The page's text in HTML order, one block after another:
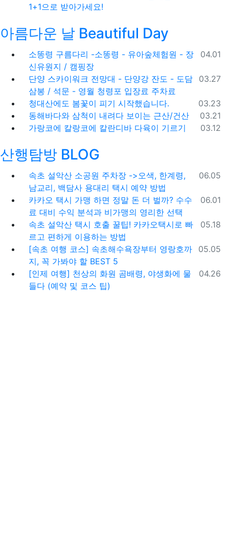
1+1으로 받아가세요!
아름다운 날 Beautiful Day
등록일
04.01
소똥령 구름다리 -소똥령 - 유아숲체험원 - 장
신유원지 / 캠핑장
등록일
03.27
단양 스카이워크 전망대 - 단양강 잔도 - 도담
삼봉 / 석문 - 영월 청령포 입장료 주차료
등록일
03.23
청대산에도 봄꽃이 피기 시작했습니다.
등록일
03.21
동해바다와 삼척이 내려다 보이는 근산/건산
등록일
03.12
가랑코에 칼랑코에 칼란디바 다육이 기르기
산행탐방 BLOG
등록일
06.05
속초 설악산 소공원 주차장 ->오색, 한계령,
남교리, 백담사 용대리 택시 예약 방법
등록일
06.01
카카오 택시 가맹 하면 정말 돈 더 벌까? 수수
료 대비 수익 분석과 비가맹의 영리한 선택
등록일
05.18
속초 설악산 택시 호출 꿀팁! 카카오택시로 빠
르고 편하게 이용하는 방법
등록일
05.05
[속초 여행 코스] 속초해수욕장부터 영랑호까
지, 꼭 가봐야 할 BEST 5
등록일
04.26
[인제 여행] 천상의 화원 곰배령, 야생화에 물
들다 (예약 및 코스 팁)